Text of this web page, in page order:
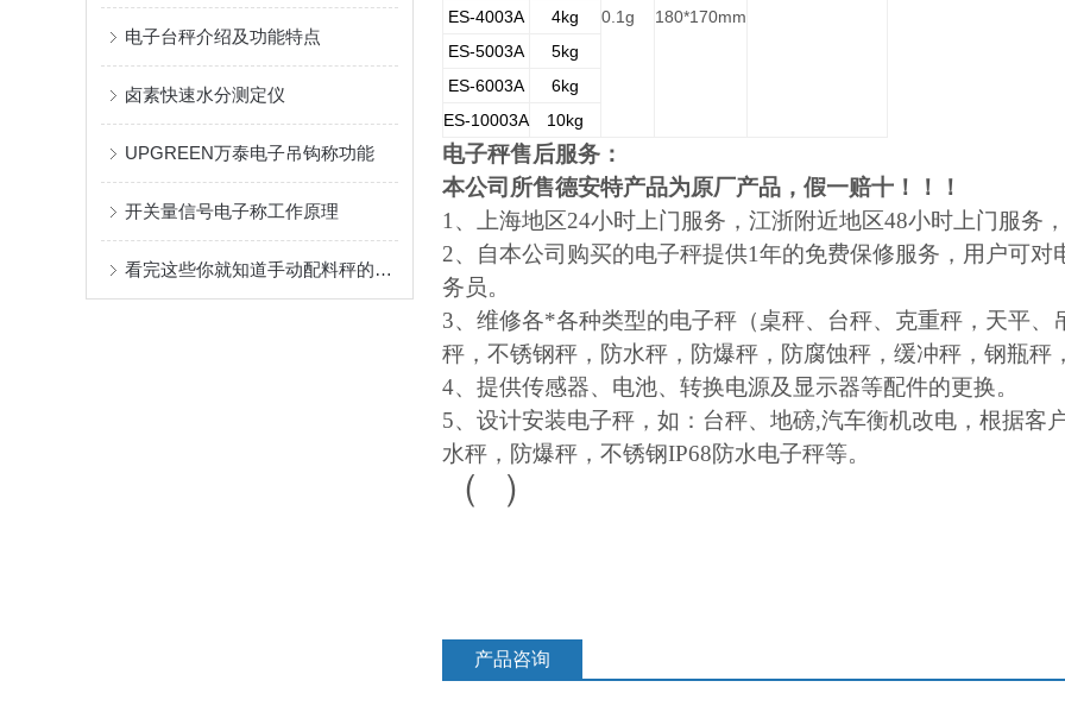
电子台秤介绍及功能特点
卤素快速水分测定仪
UPGREEN万泰电子吊钩称功能
开关量信号电子称工作原理
看完这些你就知道手动配料秤的结构组成了
0.1g 180*170mm
ES-4003A
4kg
ES-5003A
5kg
ES-6003A
6kg
ES-10003A
10kg
电子秤售后服务：
本公司所售德安特产品为原厂产品，假一赔十！！！
1 、上海地区24小时上门服务，江浙附近地区48小时上门服务
2、自本公司购买的电子秤提供1年的免费保修服务，用户可
务员。
3、维修各*各种类型的电子秤（桌秤、台秤、克重秤，天平
秤，不锈钢秤，防水秤，防爆秤，防腐蚀秤，缓冲秤，钢瓶
4、提供传感器、电池、转换电源及显示器等配件的更换。
5、设计安装电子秤，如：台秤、地磅,汽车衡机改电，根据客
水秤，防爆秤，不锈钢IP68防水电子秤等。
（ ）
产品咨询